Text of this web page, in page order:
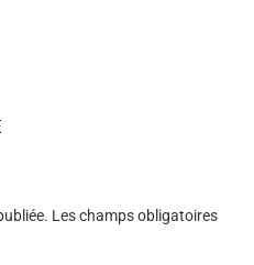
Les champs obligatoires